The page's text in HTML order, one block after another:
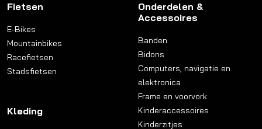
Fietsen
E-Bikes
Mountainbikes
Racefietsen
Stadsfietsen
Kleding
Onderdelen &
Accessoires
Banden
Bidons
Computers, navigatie en
elektronica
Frame en voorvork
Kinderaccessoires
Kinderzitjes